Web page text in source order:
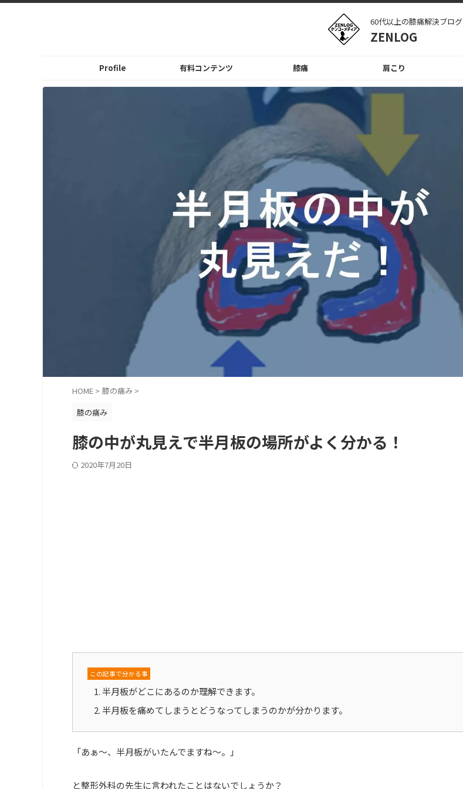
60代以上の膝痛解決ブログ
ZENLOG
Profile 有料コンテンツ 膝痛 肩こり
HOME > 膝の痛み >
膝の痛み
膝の中が丸見えで半月板の場所がよく分かる！
2020年7月20日
この記事で分かる事
半月板がどこにあるのか理解できます。
半月板を痛めてしまうとどうなってしまうのかが分かります。
「あぁ～、半月板がいたんでますね～。」
と整形外科の先生に言われたことはないでしょうか？